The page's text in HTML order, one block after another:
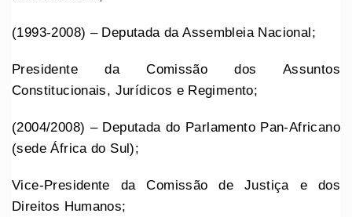
(1993-2008) – Deputada da Assembleia Nacional;
Presidente da Comissão dos Assuntos
Constitucionais, Jurídicos e Regimento;
(2004/2008) – Deputada do Parlamento Pan-Africano
(sede África do Sul);
Vice-Presidente da Comissão de Justiça e dos
Direitos Humanos;